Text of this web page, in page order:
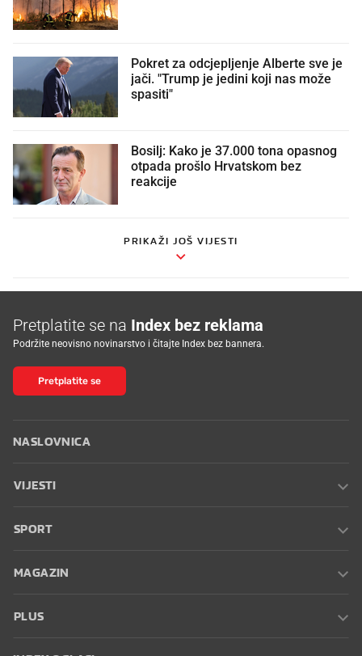
Pokret za odcjepljenje Alberte sve je
jači. "Trump je jedini koji nas može
spasiti"
Bosilj: Kako je 37.000 tona opasnog
otpada prošlo Hrvatskom bez
reakcije
PRIKAŽI JOŠ VIJESTI
Pretplatite se na Index bez reklama
Podržite neovisno novinarstvo i čitajte Index bez bannera.
Pretplatite se
NASLOVNICA
VIJESTI
SPORT
MAGAZIN
PLUS